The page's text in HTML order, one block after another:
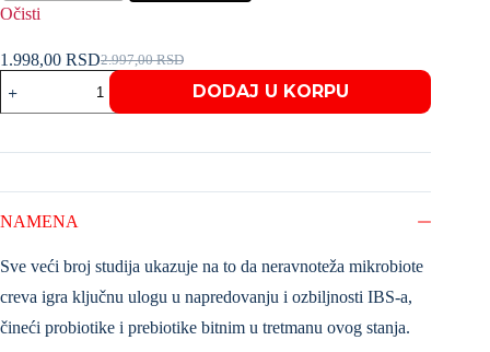
Očisti
2.997,00RSD
1.998,00 RSD
DODAJ U KORPU
NAMENA
Sve veći broj studija ukazuje na to da neravnoteža mikrobiote
creva igra ključnu ulogu u napredovanju i ozbiljnosti IBS-a,
čineći probiotike i prebiotike bitnim u tretmanu ovog stanja.